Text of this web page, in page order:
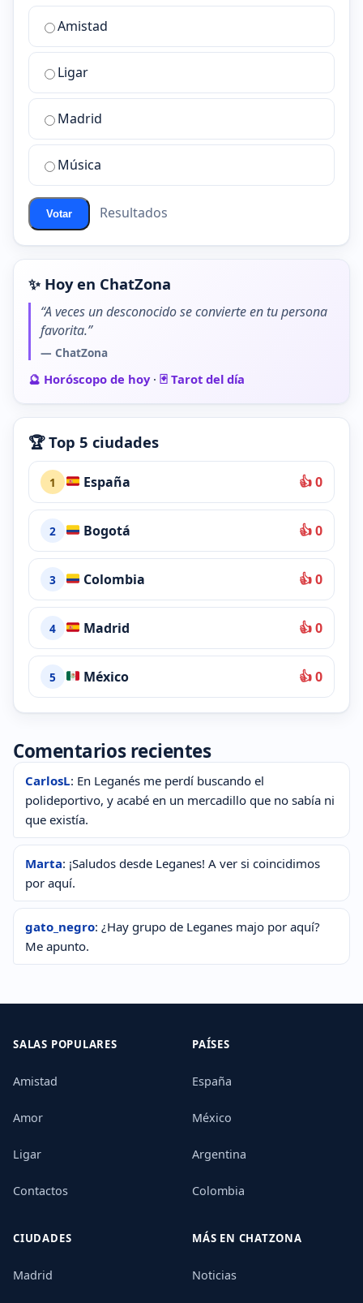
¿Cuál
la
mejor
sala
chat
ChatZona?
Amistad
Ligar
Madrid
Música
Votar Resultados
✨ Hoy en ChatZona
“A veces un desconocido se convierte en tu persona
favorita.”
— ChatZona
🔮 Horóscopo de hoy· 🃏 Tarot del día
🏆 Top 5 ciudades
1 España 👍 0
2 Bogotá 👍 0
3 Colombia 👍 0
4 Madrid 👍 0
5 México 👍 0
Comentarios recientes
CarlosL: En Leganés me perdí buscando el
polideportivo, y acabé en un mercadillo que no sabía ni
que existía.
Marta: ¡Saludos desde Leganes! A ver si coincidimos
por aquí.
gato_negro: ¿Hay grupo de Leganes majo por aquí?
Me apunto.
SALAS POPULARES
Amistad
Amor
Ligar
Contactos
PAÍSES
España
México
Argentina
Colombia
CIUDADES
Madrid
MÁS EN CHATZONA
Noticias